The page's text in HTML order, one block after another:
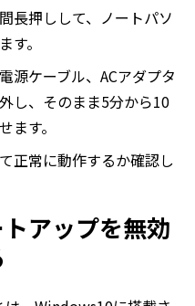
長押しして、ノートパソ
す。
源ケーブル、ACアダプタ
し、そのまま5分から10
ます。
正常に動作するか確認し
アップを無効